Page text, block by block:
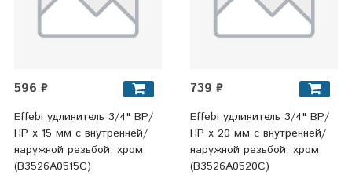
596 ₽
Effebi удлинитель 3/4" ВР/
НР x 15 мм с внутренней/
наружной резьбой, хром
(B3526A0515C)
739 ₽
Effebi удлинитель 3/4" ВР/
НР x 20 мм с внутренней/
наружной резьбой, хром
(B3526A0520C)